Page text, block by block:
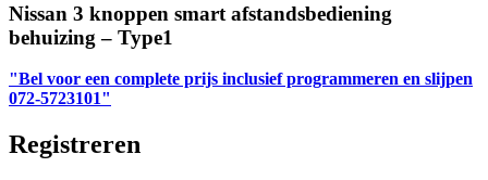
Nissan 3 knoppen smart afstandsbediening
behuizing – Type1
"Bel voor een complete prijs inclusief programmeren en slijpen
072-5723101"
Registreren